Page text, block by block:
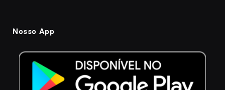
Nosso App